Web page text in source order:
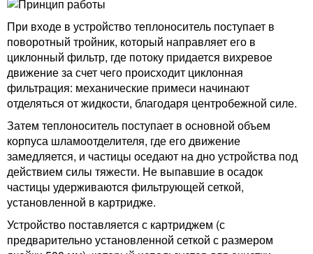
При входе в устройство теплоноситель поступает в
поворотный тройник, который направляет его в
циклонный фильтр, где потоку придается вихревое
движение за счет чего происходит циклонная
фильтрация: механические примеси начинают
отделяться от жидкости, благодаря центробежной силе.
Затем теплоноситель поступает в основной объем
корпуса шламоотделителя, где его движение
замедляется, и частицы оседают на дно устройства под
действием силы тяжести. Не выпавшие в осадок
частицы удерживаются фильтрующей сеткой,
установленной в картридже.
Устройство поставляется с картриджем (с
предварительно установленной сеткой с размером